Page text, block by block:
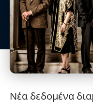
Νέα δεδομένα